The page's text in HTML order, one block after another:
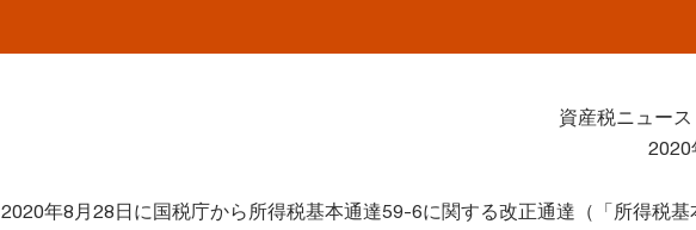
資産税ニュー
2020
2020年8月28日に国税庁から所得税基本通達59-6に関する改正通達（「所得税基